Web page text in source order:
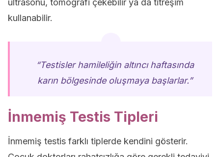
ultrasonu, tomografi çekebilir ya da titreşim
kullanabilir.
“Testisler hamileliğin altıncı haftasında
karın bölgesinde oluşmaya başlarlar.”
İnmemiş Testis Tipleri
İnmemiş testis farklı tiplerde kendini gösterir.